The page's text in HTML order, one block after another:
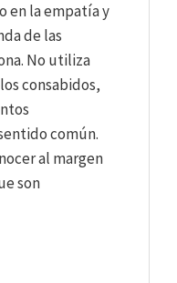
en la empatía y
de las
No utiliza
consabidos,
común.
al margen
son